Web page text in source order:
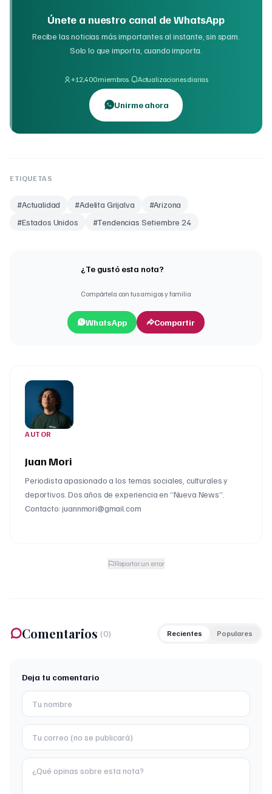
Únete a nuestro canal de WhatsApp
Recibe las noticias más importantes al instante, sin spam.
Solo lo que importa, cuando importa.
+12,400 miembros· Actualizaciones diarias
Unirme ahora
ETIQUETAS
#Actualidad #Adelita Grijalva #Arizona
#Estados Unidos #Tendencias Setiembre 24
¿Te gustó esta nota?
Compártela con tus amigos y familia
WhatsApp Compartir
AUTOR
Juan Mori
Periodista apasionado a los temas sociales, culturales y
deportivos. Dos años de experiencia en “Nueva News”.
Contacto: juannmori@gmail.com
Reportar un error
Comentarios (0) Recientes Populares
Deja tu comentario